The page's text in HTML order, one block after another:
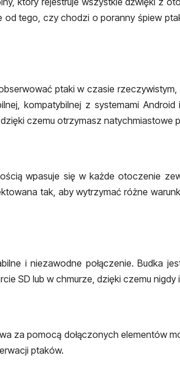
od tego, czy chodzi o poranny śpiew
ptaki w czasie
kompatybilnej z systemami Android
czemu otrzymasz natychmiastowe
wpasuje się w każde otoczenie
tak, aby wytrzymać różne
i niezawodne połączenie. Budka
SD lub w chmurze, dzięki czemu nigdy
za pomocą dołączonych elementów
ptaków.